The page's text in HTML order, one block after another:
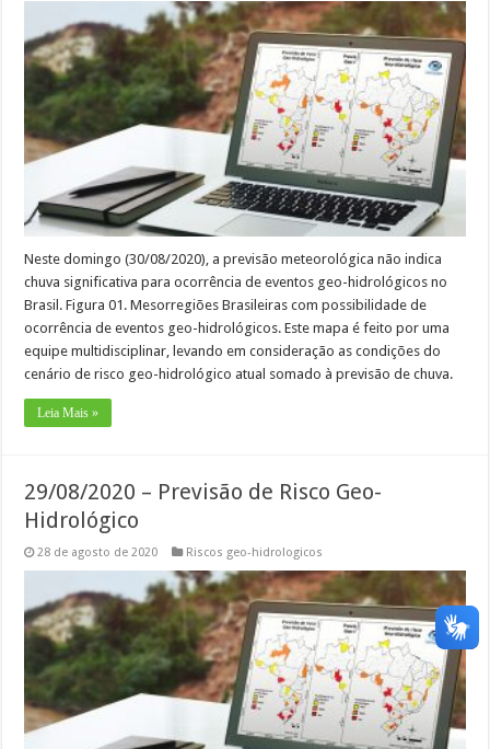
Neste domingo (30/08/2020), a previsão meteorológica não indica
chuva significativa para ocorrência de eventos geo-hidrológicos no
Brasil. Figura 01. Mesorregiões Brasileiras com possibilidade de
ocorrência de eventos geo-hidrológicos. Este mapa é feito por uma
equipe multidisciplinar, levando em consideração as condições do
cenário de risco geo-hidrológico atual somado à previsão de chuva.
Leia Mais »
29/08/2020 – Previsão de Risco Geo-
Hidrológico
28 de agosto de 2020 Riscos geo-hidrologicos